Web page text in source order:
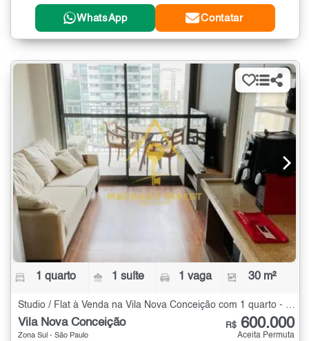
WhatsApp Contatar
1 quarto 1 suíte 1 vaga 30 m²
Studio / Flat à Venda na Vila Nova Conceição com 1 quarto - 30 m²
Vila Nova Conceição
Zona Sul - São Paulo
R$ 600.000
Aceita Permuta